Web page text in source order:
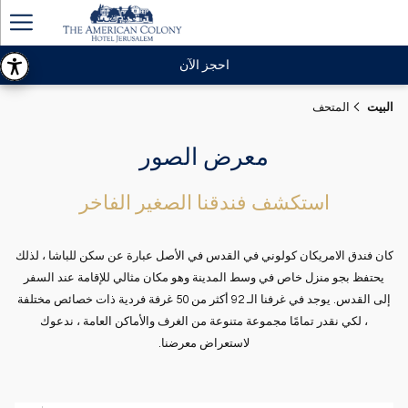
احجز الآن
البيت المتحف
معرض الصور
استكشف فندقنا الصغير الفاخر
كان فندق الامريكان كولوني في القدس في الأصل عبارة عن سكن للباشا ، لذلك
يحتفظ بجو منزل خاص في وسط المدينة وهو مكان مثالي للإقامة عند السفر
إلى القدس. يوجد في غرفنا الـ 92 أكثر من 50 غرفة فردية ذات خصائص مختلفة
، لكي نقدر تمامًا مجموعة متنوعة من الغرف والأماكن العامة ، ندعوك
لاستعراض معرضنا.